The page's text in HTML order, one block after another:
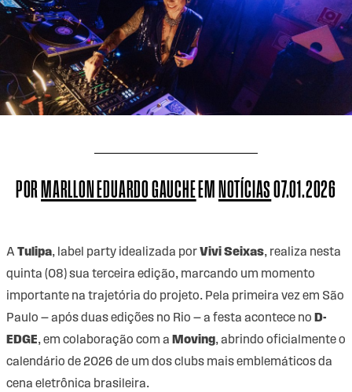
PORMARLLON EDUARDO GAUCHEEMNOTÍCIAS07.01.2026
A Tulipa, label party idealizada porVivi Seixas, realiza nesta
quinta (08) sua terceira edição, marcando um momento
importante na trajetória do projeto. Pela primeira vez em São
Paulo — após duas edições no Rio — a festa acontece no D-
EDGE, em colaboração com a Moving, abrindo oficialmente o
calendário de 2026 de um dos clubs mais emblemáticos da
cena eletrônica brasileira.